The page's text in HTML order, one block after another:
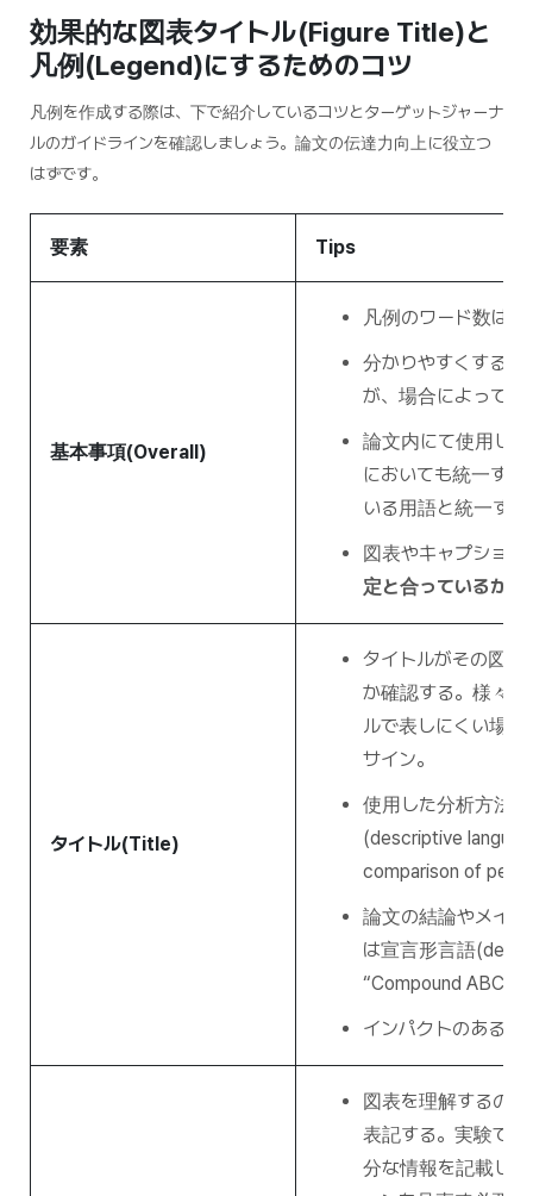
効果的な図表タイトル(Figure Title)と
凡例(Legend)にするためのコツ
凡例を作成する際は、下で紹介しているコツとターゲットジャーナ
ルのガイドラインを確認しましょう。論文の伝達力向上に役立つ
はずです。
要素 Tips
基本事項(Overall)
凡例のワード数は
分かりやすくする
が、場合によって
論文内にて使用し
においても統一す
いる用語と統一する
図表やキャプション
定と合っているかよ
タイトル(Title)
タイトルがその図
か確認する。様々
ルで表しにくい場
サイン。
使用した分析方法
(descriptive
comparison of
論文の結論やメイ
は宣言形言語
“Compound ABC
インパクトのある動
図表を理解するの
表記する。実験で
分な情報を記載し